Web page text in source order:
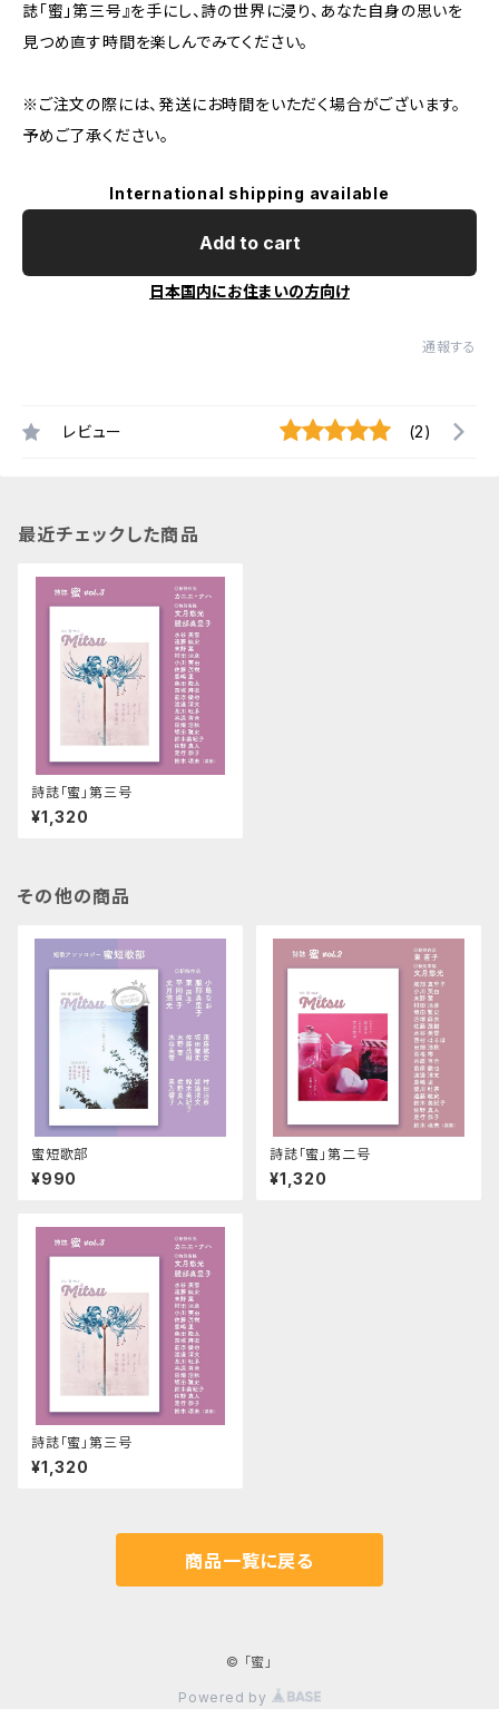
誌「蜜」第三号』を手にし、詩の世界に浸り、あなた自身の思いを
見つめ直す時間を楽しんでみてください。
※ご注文の際には、発送にお時間をいただく場合がございます。
予めご了承ください。
International shipping available
Add to cart
日本国内にお住まいの方向け
通報する
レビュー (2)
最近チェックした商品
詩誌「蜜」第三号
¥1,320
その他の商品
蜜短歌部
¥990
詩誌「蜜」第二号
¥1,320
詩誌「蜜」第三号
¥1,320
商品一覧に戻る
© 「蜜」
Powered by